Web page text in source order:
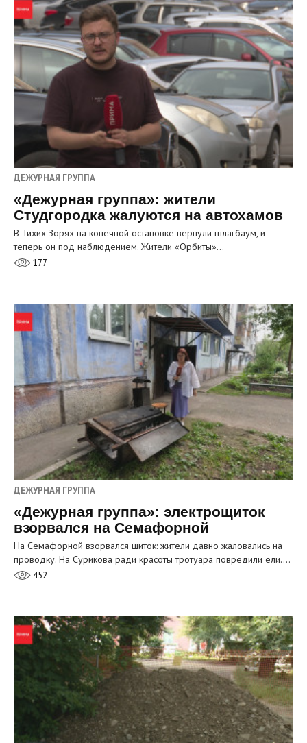
ДЕЖУРНАЯ ГРУППА
«Дежурная группа»: жители
Студгородка жалуются на автохамов
В Тихих Зорях на конечной остановке вернули шлагбаум, и
теперь он под наблюдением. Жители «Орбиты»…
177
ДЕЖУРНАЯ ГРУППА
«Дежурная группа»: электрощиток
взорвался на Семафорной
На Семафорной взорвался щиток: жители давно жаловались на
проводку. На Сурикова ради красоты тротуара повредили ели.…
452